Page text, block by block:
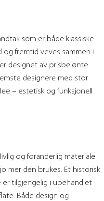
som er både klassiske
fremtid veves sammen i
designet av prisbelønte
designere med stor
– estetisk og funksjonell
og foranderlig materiale.
mer den brukes. Et historisk
tilgjengelig i ubehandlet
Både design og